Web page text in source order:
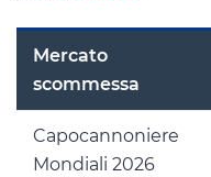
Mercato
scommessa
Capocannoniere
Mondiali 2026